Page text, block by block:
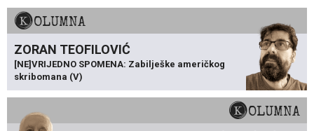
KOLUMNA
ZORAN TEOFILOVIĆ
[NE]VRIJEDNO SPOMENA: Zabilješke američkog
skribomana (V)
KOLUMNA